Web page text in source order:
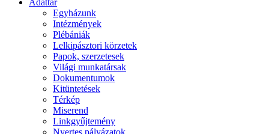
Adattár
Egyházunk
Intézmények
Plébániák
Lelkipásztori körzetek
Papok, szerzetesek
Világi munkatársak
Dokumentumok
Kitüntetések
Térkép
Miserend
Linkgyűjtemény
Nyertes pályázatok